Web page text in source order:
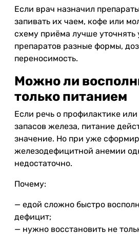
Если врач назначил
запивать их чаем, кофе или
схему приёма лучше уточнять
препаратов разные формы,
переносимость.
Можно ли
только питанием
Если речь о профилактике
запасов железа, питание
значение. Но при уже
железодефицитной анемии
недостаточно.
Почему:
— едой сложно быстро
дефицит;
— нужно восстановить не